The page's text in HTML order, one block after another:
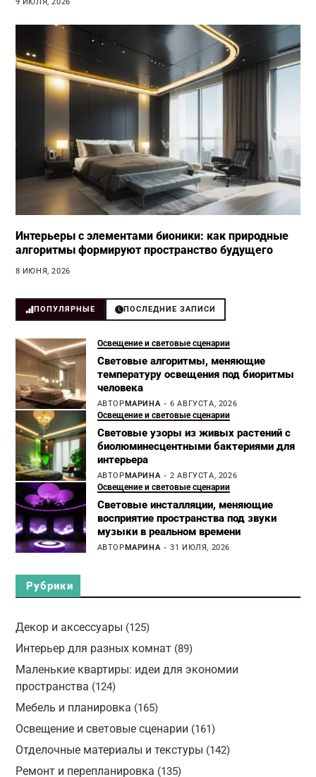
Интерьеры с элементами бионики: как природные
алгоритмы формируют пространство будущего
8 ИЮНЯ, 2026
ПОПУЛЯРНЫЕ ПОСЛЕДНИЕ ЗАПИСИ
Освещение и световые сценарии
Световые алгоритмы, меняющие
температуру освещения под биоритмы
человека
АВТОРМАРИНА 6 АВГУСТА, 2026
Освещение и световые сценарии
Световые узоры из живых растений с
биолюминесцентными бактериями для
интерьера
АВТОРМАРИНА 2 АВГУСТА, 2026
Освещение и световые сценарии
Световые инсталляции, меняющие
восприятие пространства под звуки
музыки в реальном времени
АВТОРМАРИНА 31 ИЮЛЯ, 2026
Рубрики
Декор и аксессуары (125)
Интерьер для разных комнат(89)
Маленькие квартиры: идеи для экономии
пространства (124)
Мебель и планировка (165)
Освещение и световые сценарии (161)
Отделочные материалы и текстуры (142)
Ремонт и перепланировка (135)